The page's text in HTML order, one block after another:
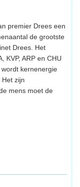
premier Drees een
de grootste
Drees. Het
KVP, ARP en CHU
kernenergie
zijn
mens moet de